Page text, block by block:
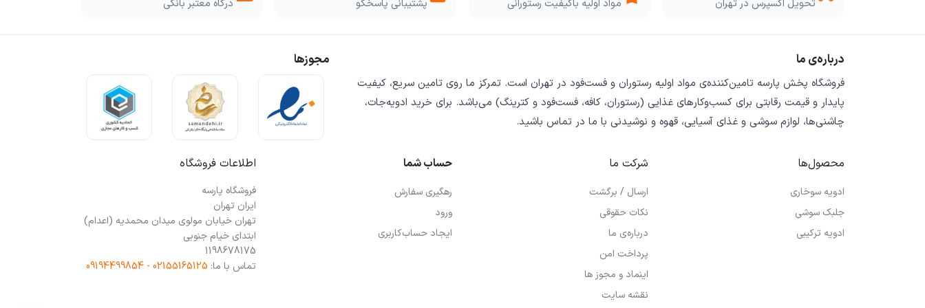
تحویل اکسپرس در تهران مواد اولیه باکیفیت رستورانی پشتیبانی پاسخگو درگاه معتبر بانکی
درباره‌ی ما
فروشگاه پخش پارسه تامین‌کننده‌ی مواد اولیه رستوران و فست‌فود در تهران است. تمرکز ما روی تامین سریع، کیفیت
پایدار و قیمت رقابتی برای کسب‌وکارهای غذایی (رستوران، کافه، فست‌فود و کترینگ) می‌باشد. برای خرید ادویه‌جات،
چاشنی‌ها، لوازم سوشی و غذای آسیایی، قهوه و نوشیدنی با ما در تماس باشید.
مجوزها
محصول‌ها
ادویه سوخاری
جلبک سوشی
ادویه ترکیبی
شرکت ما
ارسال / برگشت
نکات حقوقی
درباره‌ی ما
پرداخت امن
اینماد و مجوز ها
نقشه سایت
حساب شما
رهگیری سفارش
ورود
ایجاد حساب‌کاربری
اطلاعات فروشگاه
فروشگاه پارسه
ایران تهران
تهران خیابان مولوی میدان محمدیه (اعدام)
ابتدای خیام جنوبی
1198678175
تماس با ما: 02155165125 - 09194499854